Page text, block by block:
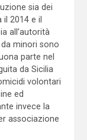
sia dei
2014 e il
all’autorità
minori sono
parte nel
da Sicilia
volontari
ed
invece la
associazione